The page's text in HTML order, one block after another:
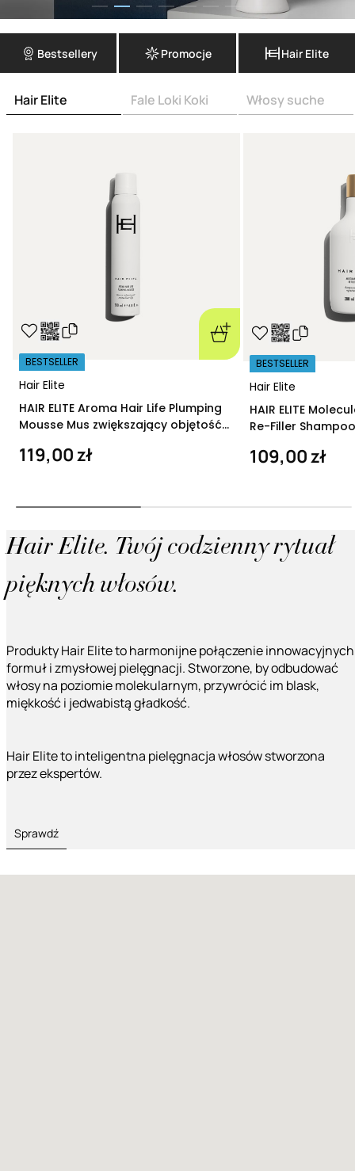
Bestsellery Promocje Hair Elite
Hair Elite Fale Loki Koki Włosy suche
Hair Elite
BESTSELLER
HAIR ELITE Aroma Hair Life Plumping
Mousse Mus zwiększający objętość
119,00 zł
Hair Elite
BESTSELLER
HAIR ELITE
Re-Filler
109,00 zł
Hair Elite. Twój codzienny rytuał
pięknych włosów.
Produkty Hair Elite to harmonijne połączenie innowacyjnych
formuł i zmysłowej pielęgnacji. Stworzone, by odbudować
włosy na poziomie molekularnym, przywrócić im blask,
miękkość i jedwabistą gładkość.
Hair Elite to inteligentna pielęgnacja włosów stworzona
przez ekspertów.
Sprawdź